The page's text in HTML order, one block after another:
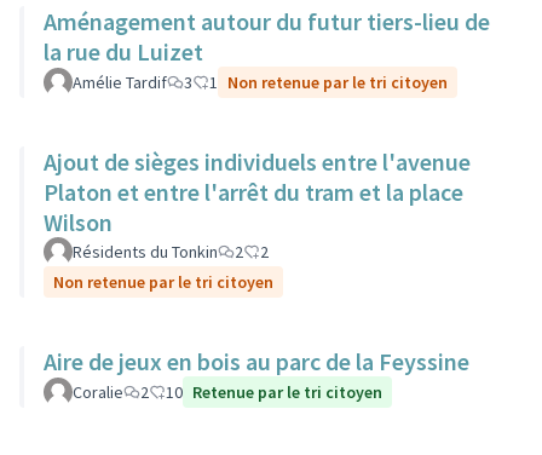
Aménagement autour du futur tiers-lieu de
la rue du Luizet
Amélie Tardif 3 1 Non retenue par le tri citoyen
Ajout de sièges individuels entre l'avenue
Platon et entre l'arrêt du tram et la place
Wilson
Résidents du Tonkin 2
2
Non retenue par le tri citoyen
Aire de jeux en bois au parc de la Feyssine
Coralie 2 10 Retenue par le tri citoyen